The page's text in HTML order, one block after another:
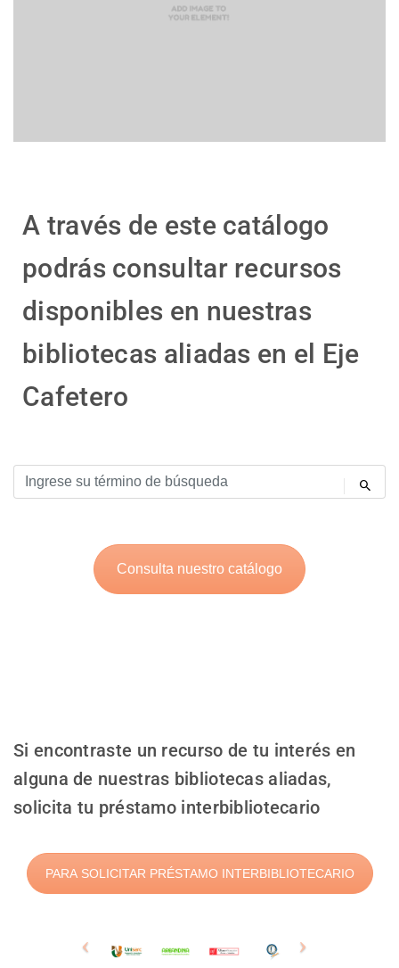
A través de este catálogo
podrás consultar recursos
disponibles en nuestras
bibliotecas aliadas en el Eje
Cafetero
Consulta nuestro catálogo
Si encontraste un recurso de tu interés en
alguna de nuestras bibliotecas aliadas,
solicita tu préstamo interbibliotecario
PARA SOLICITAR PRÉSTAMO INTERBIBLIOTECARIO